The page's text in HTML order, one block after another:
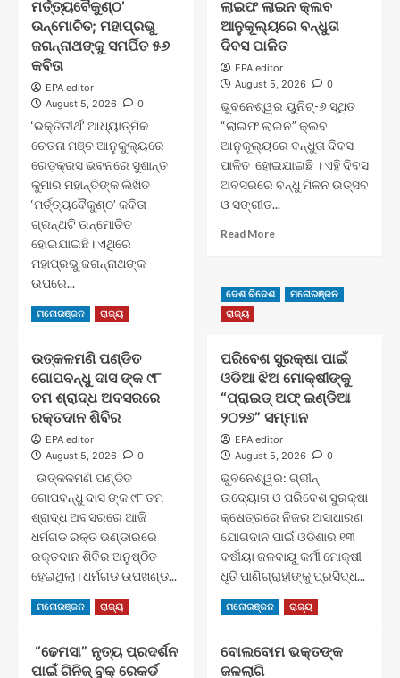
ମର୍ତ୍ତ୍ୟବୈକୁଣ୍ଠ’
ଉନ୍ମୋଚିତ; ମହାପ୍ରଭୁ
ଜଗନ୍ନାଥଙ୍କୁ ସମର୍ପିତ ୫୬
କବିତା
EPA editor
August 5, 2026
0
‘ଭକ୍ତିତୀର୍ଥ’ ଆଧ୍ୟାତ୍ମିକ
ଚେତନା ମଞ୍ଚ ଆନୁକୁଲ୍ୟରେ
ରେଡ଼କ୍ରସ ଭବନରେ ସୁଶାନ୍ତ
କୁମାର ମହାନ୍ତିଙ୍କ ଲିଖିତ
‘ମର୍ତ୍ତ୍ୟବୈକୁଣ୍ଠ’ କବିତା
ଗ୍ରନ୍ଥଟି ଉନ୍ମୋଚିତ
ହୋଇଯାଇଛି। ଏଥିରେ
ମହାପ୍ରଭୁ ଜଗନ୍ନାଥଙ୍କ
ଉପରେ...
Read MoreRead
ମର୍ତ୍ତ୍ୟବୈକୁଣ୍ଠ’
ଉନ୍ମୋଚିତ;
ମହାପ୍ରଭୁ
ଜଗନ୍ନାଥଙ୍କୁ
୫୬
କବିତା
ଲାଇଫ ଲାଇନ କ୍ଲବ
ଆନୁକୂଲ୍ୟରେ ବନ୍ଧୁତା
ଦିବସ ପାଳିତ
EPA editor
August 5, 2026
0
ଭୁବନେଶ୍ୱର ୟୁନିଟ୍-୬ ସ୍ଥିତ
“ଲାଇଫ ଲାଇନ” କ୍ଲବ
ଆନୁକୂଲ୍ୟରେ ବନ୍ଧୁତା ଦିବସ
ପାଳିତ ହୋଇଯାଇଛି । ଏହି ଦିବସ
ଅବସରରେ ବନ୍ଧୁ ମିଳନ ଉତ୍ସବ
ଓ ସଙ୍ଗୀତ...
Read MoreRead
ଲାଇନ
ଦିବସ
ପାଳିତ
ମନୋରଞ୍ଜନ ରାଜ୍ୟ
ଉତ୍କଳମଣି ପଣ୍ଡିତ
ଗୋପବନ୍ଧୁ ଦାସ ଙ୍କ ୯୮
ତମ ଶ୍ରାଦ୍ଧ ଅବସରରେ
ରକ୍ତଦାନ ଶିବିର
EPA editor
August 5, 2026
0
ଉତ୍କଳମଣି ପଣ୍ଡିତ
ଗୋପବନ୍ଧୁ ଦାସ ଙ୍କ ୯୮ ତମ
ଶ୍ରାଦ୍ଧ ଅବସରରେ ଆଜି
ଧର୍ମଗଡ ରକ୍ତ ଭଣ୍ଡାରରେ
ରକ୍ତଦାନ ଶିବିର ଅନୁଷ୍ଠିତ
ହେଇଥିଲା। ଧର୍ମଗଡ ଉପଖଣ୍ଡ...
Read MoreRead
ଉତ୍କଳମଣି
ପଣ୍ଡିତ
ଦେଶ ବିଦେଶ
ମନୋରଞ୍ଜନ
ରାଜ୍ୟ
ପରିବେଶ ସୁରକ୍ଷା ପାଇଁ
ଓଡିଆ ଝିଅ ମୋକ୍ଷୀଙ୍କୁ
“ପ୍ରାଇଡ୍ ଅଫ୍ ଇଣ୍ଡିଆ
୨୦୨୬” ସମ୍ମାନ
EPA editor
August 5, 2026
0
ଭୁବନେଶ୍ୱର: ଗ୍ରୀନ୍
ଉଦ୍ୟୋଗ ଓ ପରିବେଶ ସୁରକ୍ଷା
କ୍ଷେତ୍ରରେ ନିଜର ଅସାଧାରଣ
ଯୋଗଦାନ ପାଇଁ ଓଡିଶାର ୧୩
ବର୍ଷୀୟା ଜଳବାୟୁ କର୍ମୀ ମୋକ୍ଷୀ
ଧୃତି ପାଣିଗ୍ରାହୀଙ୍କୁ ପ୍ରସିଦ୍ଧ...
Read MoreRead
ପରିବେଶ
ମନୋରଞ୍ଜନ ରାଜ୍ୟ
“ଢେମସା” ନୃତ୍ୟ ପ୍ରଦର୍ଶନ
ପାଇଁ ଗିନିଜ୍ ବୁକ୍ ରେକର୍ଡ
ମନୋରଞ୍ଜନ ରାଜ୍ୟ
ବୋଲବୋମ ଭକ୍ତଙ୍କ
ଜଳଲାଗି